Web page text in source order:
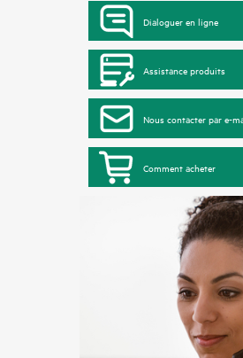
Dialoguer en ligne
Assistance produits
Nous contacter par e-
Comment acheter